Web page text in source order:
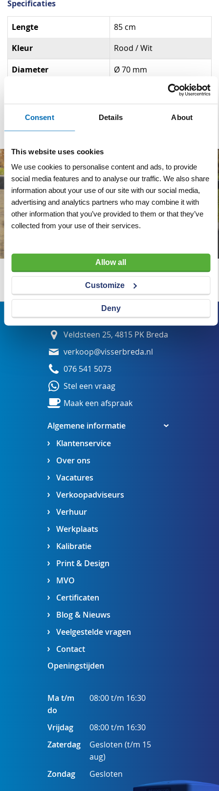
Consent Details About
This website uses cookies
We use cookies to personalise content and ads, to provide
social media features and to analyse our traffic. We also share
information about your use of our site with our social media,
advertising and analytics partners who may combine it with
other information that you’ve provided to them or that they’ve
collected from your use of their services.
Allow all
Customize
Deny
Specificaties
Specificaties
Lengte 85 cm
Kleur Rood / Wit
Diameter Ø 70 mm
Vuurverzinkt Staal
Slot Cilinder
Wij adviseren u graag
Algemene informatie
Klantenservice
Over ons
Vacatures
Verkoopadviseurs
Verhuur
Werkplaats
Kalibratie
Print & Design
MVO
Certificaten
Blog & Nieuws
Veelgestelde vragen
Contact
Bezoekadres
Veldsteen 25, 4815 PK Breda
verkoop@visserbreda.nl
076 541 5073
Stel een vraag
Maak een afspraak
Openingstijden
Ma t/m
do
08:00 t/m 16:30
Vrijdag
08:00 t/m 16:30
Zaterdag
Gesloten (t/m 15
aug)
Zondag
Gesloten